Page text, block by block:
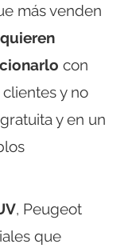
más venden
quieren
con
y no
y en un
, Peugeot
que